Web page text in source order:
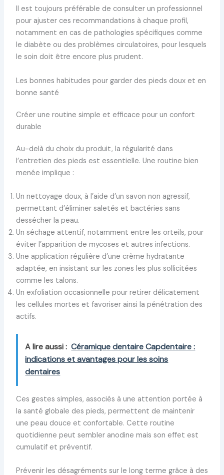
Il est toujours préférable de consulter un professionnel
pour ajuster ces recommandations à chaque profil,
notamment en cas de pathologies spécifiques comme
le diabète ou des problèmes circulatoires, pour lesquels
le soin doit être encore plus prudent.
Les bonnes habitudes pour garder des pieds doux et en
bonne santé
Créer une routine simple et efficace pour un confort
durable
Au-delà du choix du produit, la régularité dans
l’entretien des pieds est essentielle. Une routine bien
menée implique :
Un nettoyage doux, à l’aide d’un savon non agressif,
permettant d’éliminer saletés et bactéries sans
dessécher la peau.
Un séchage attentif, notamment entre les orteils, pour
éviter l’apparition de mycoses et autres infections.
Une application régulière d’une crème hydratante
adaptée, en insistant sur les zones les plus sollicitées
comme les talons.
Un exfoliation occasionnelle pour retirer délicatement
les cellules mortes et favoriser ainsi la pénétration des
actifs.
A lire aussi : Céramique dentaire Capdentaire :
indications et avantages pour les soins
dentaires
Ces gestes simples, associés à une attention portée à
la santé globale des pieds, permettent de maintenir
une peau douce et confortable. Cette routine
quotidienne peut sembler anodine mais son effet est
cumulatif et préventif.
Prévenir les désagréments sur le long terme grâce à des